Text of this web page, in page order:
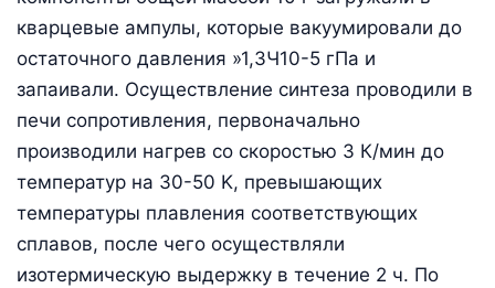
кварцевые ампулы, которые вакуумировали до
остаточного давления »1,3Ч10-5 гПа и
запаивали. Осуществление синтеза проводили в
печи сопротивления, первоначально
производили нагрев со скоростью 3 К/мин до
температур на 30-50 K, превышающих
температуры плавления соответствующих
сплавов, после чего осуществляли
изотермическую выдержку в течение 2 ч. По